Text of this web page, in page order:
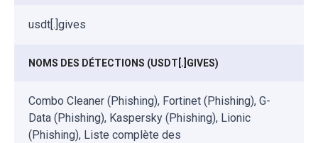
usdt[.]gives
NOMS DES DÉTECTIONS (USDT[.]GIVES)
Combo Cleaner (Phishing), Fortinet (Phishing), G-
Data (Phishing), Kaspersky (Phishing), Lionic
(Phishing), Liste complète des